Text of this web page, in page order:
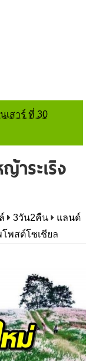
เสาร์ ที่ 30
าระเริง
3วัน2คืน
แลนด์
พสต์โซเชียล